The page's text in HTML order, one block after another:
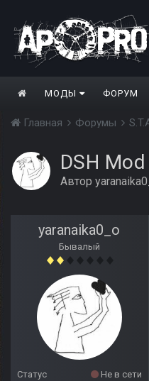
МОДЫ ФОРУМ
Главная Форумы
DSH Mod
Автор
yaranaika0_o
Бывалый
Статус
Не в сети